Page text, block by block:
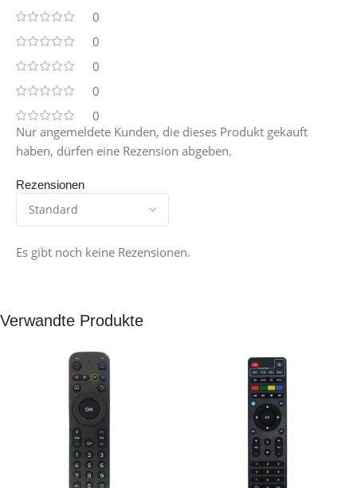
0
0
0
0
0
Rezensionen
Es gibt noch keine Rezensionen.
Nur angemeldete Kunden, die dieses Produkt gekauft
haben, dürfen eine Rezension abgeben.
Verwandte Produkte